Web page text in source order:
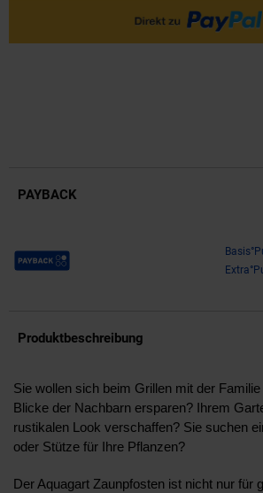
PAYBACK
Payback Punkte
Produktbeschreibung
Sie wollen sich beim Grillen mit der
Blicke der Nachbarn ersparen? Ihrem
rustikalen Look verschaffen? Sie suchen
oder Stütze für Ihre Pflanzen?
Der Aquagart Zaunpfosten ist nicht nur für